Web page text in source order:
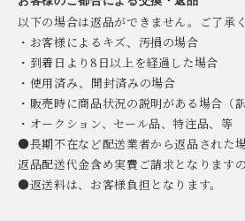
以下の場合は返品ができません。ご了承く
・お客様によるキズ、汚損の場合
・到着日より8日以上を経過した場合
・使用済み、開封済みの場合
・販売時に商品状況の説明がある場合（
・オークション、セール品、特注品、
●長期不在など配送業者から返品された
返品配送代金含め実費ご請求となります
●返送料は、お客様負担となります。